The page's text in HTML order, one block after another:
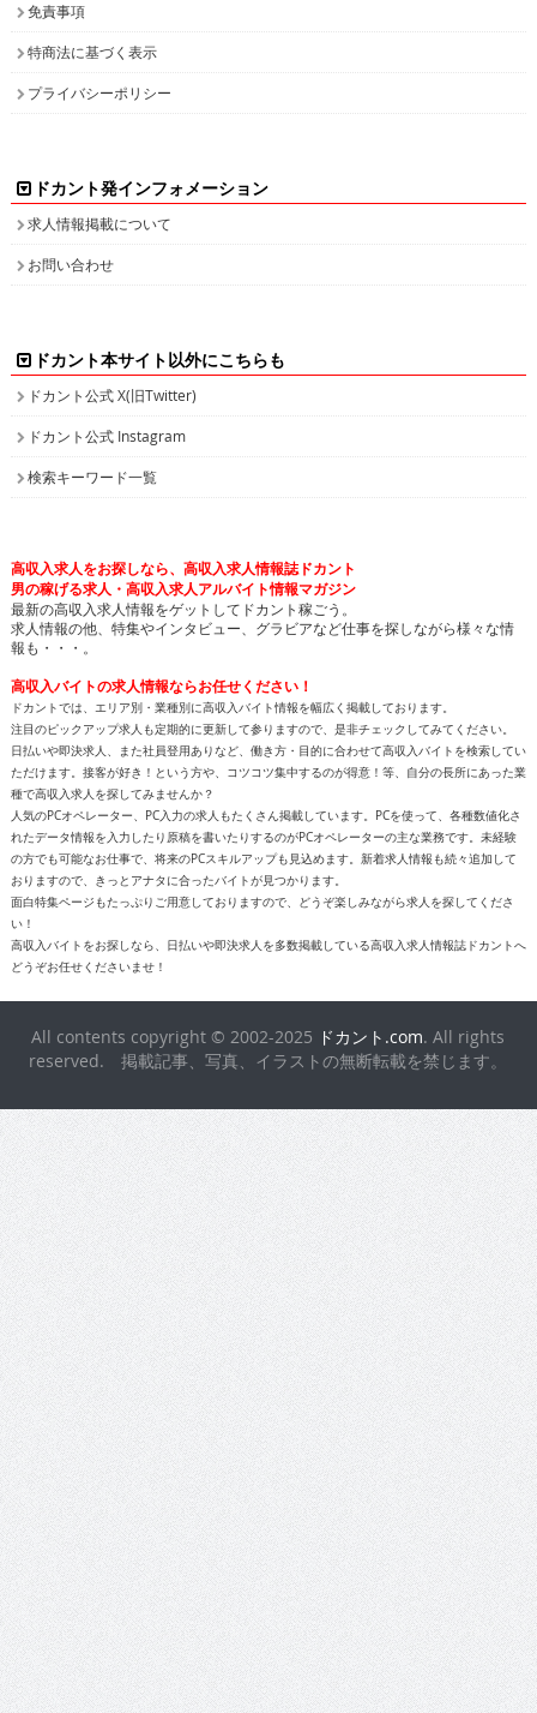
免責事項
特商法に基づく表示
プライバシーポリシー
ドカント発インフォメーション
求人情報掲載について
お問い合わせ
ドカント本サイト以外にこちらも
ドカント公式 X(旧Twitter)
ドカント公式 Instagram
検索キーワード一覧
高収入求人をお探しなら、高収入求人情報誌ドカント
男の稼げる求人・高収入求人アルバイト情報マガジン
最新の高収入求人情報をゲットしてドカント稼ごう。
求人情報の他、特集やインタビュー、グラビアなど仕事を探しながら様々な情
報も・・・。
高収入バイトの求人情報ならお任せください！
ドカントでは、エリア別・業種別に高収入バイト情報を幅広く掲載しております。
注目のピックアップ求人も定期的に更新して参りますので、是非チェックしてみてください。
日払いや即決求人、また社員登用ありなど、働き方・目的に合わせて高収入バイトを検索してい
ただけます。接客が好き！という方や、コツコツ集中するのが得意！等、自分の長所にあった業
種で高収入求人を探してみませんか？
人気のPCオペレーター、PC入力の求人もたくさん掲載しています。PCを使って、各種数値化さ
れたデータ情報を入力したり原稿を書いたりするのがPCオペレーターの主な業務です。未経験
の方でも可能なお仕事で、将来のPCスキルアップも見込めます。新着求人情報も続々追加して
おりますので、きっとアナタに合ったバイトが見つかります。
面白特集ページもたっぷりご用意しておりますので、どうぞ楽しみながら求人を探してくださ
い！
高収入バイトをお探しなら、日払いや即決求人を多数掲載している高収入求人情報誌ドカントへ
どうぞお任せくださいませ！
All contents copyright © 2002-2025 ドカント.com. All rights
reserved. 掲載記事、写真、イラストの無断転載を禁じます。